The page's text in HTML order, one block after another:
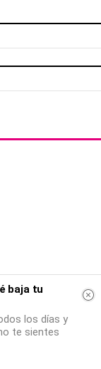
baja tu
los días y
te sientes